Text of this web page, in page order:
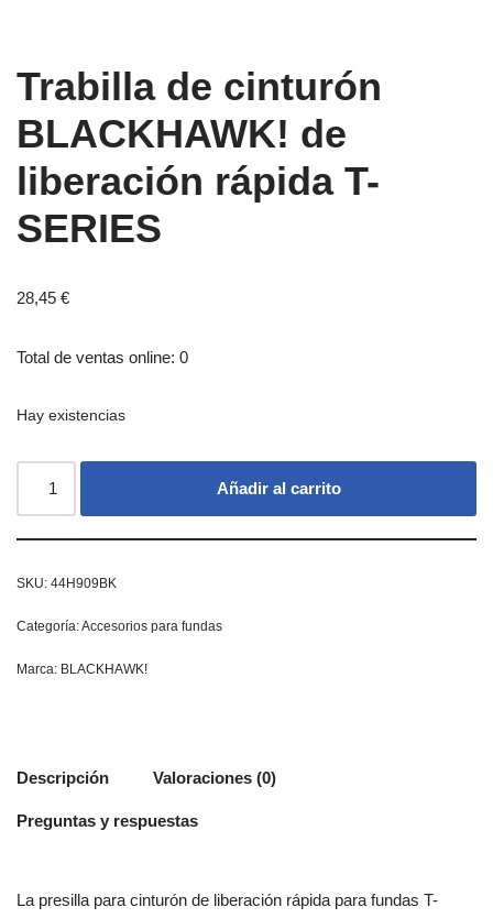
Trabilla de cinturón
BLACKHAWK! de
liberación rápida T-
SERIES
28,45 €
Total de ventas online: 0
Hay existencias
Añadir al carrito
SKU: 44H909BK
Categoría:Accesorios para fundas
Marca: BLACKHAWK!
Descripción Valoraciones (0)
Preguntas y respuestas
La presilla para cinturón de liberación rápida para fundas T-